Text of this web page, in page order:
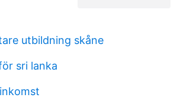
utbildning skåne
sri lanka